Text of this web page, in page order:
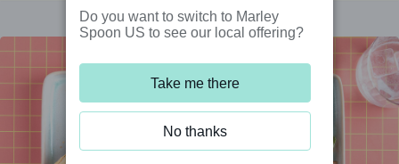
Do you want to switch to Marley
Spoon US to see our local offering?
Take me there
No thanks